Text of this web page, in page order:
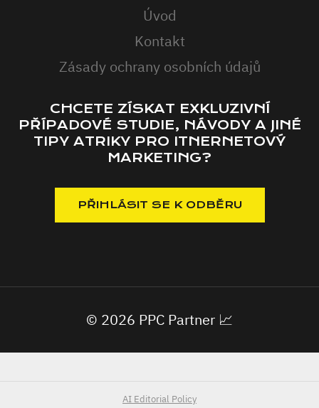
Úvod
Kontakt
Zásady ochrany osobních údajů
CHCETE ZÍSKAT EXKLUZIVNÍ
PŘÍPADOVÉ STUDIE, NÁVODY A JINÉ
TIPY ATRIKY PRO ITNERNETOVÝ
MARKETING?
© 2026 PPC Partner 📈
AI Editorial Policy